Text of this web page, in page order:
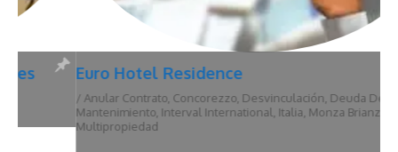
Euro Hotel Residence
Anular Contrato,Concorezzo,Desvinculación,Deuda De
Mantenimiento,Interval International,Italia,Monza Brianza,
Multipropiedad